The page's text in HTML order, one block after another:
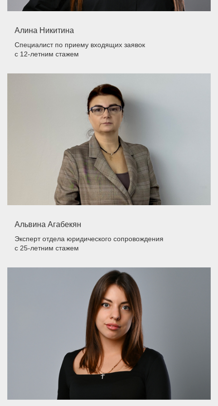
Алина Никитина
Специалист по приему входящих заявок
с 12-летним стажем
Альвина Агабекян
Эксперт отдела юридического сопровождения
с 25-летним стажем